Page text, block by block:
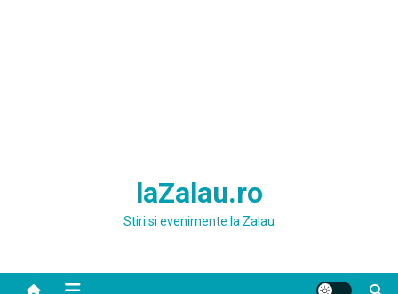
laZalau.ro
Stiri si evenimente la Zalau